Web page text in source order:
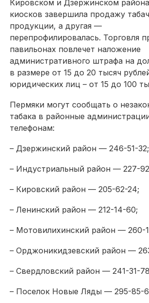
Кировском и Дзержинском
киосков завершила продажу
продукции, а другая —
перепрофилировалась. Торговля
павильонах повлечет наложение
административного штрафа на
в размере от 15 до 20 тысяч
юридических лиц – от 15 до 100
Пермяки могут сообщать о
табака в районные
телефонам:
– Дзержинский район — 246-51-32;
– Индустриальный район — 227-
– Кировский район — 205-62-24;
– Ленинский район — 212-14-60;
– Мотовилихинский район — 260-
– Орджоникидзевский район —
– Свердловский район — 241-31-
– Поселок Новые Ляды — 295-85-